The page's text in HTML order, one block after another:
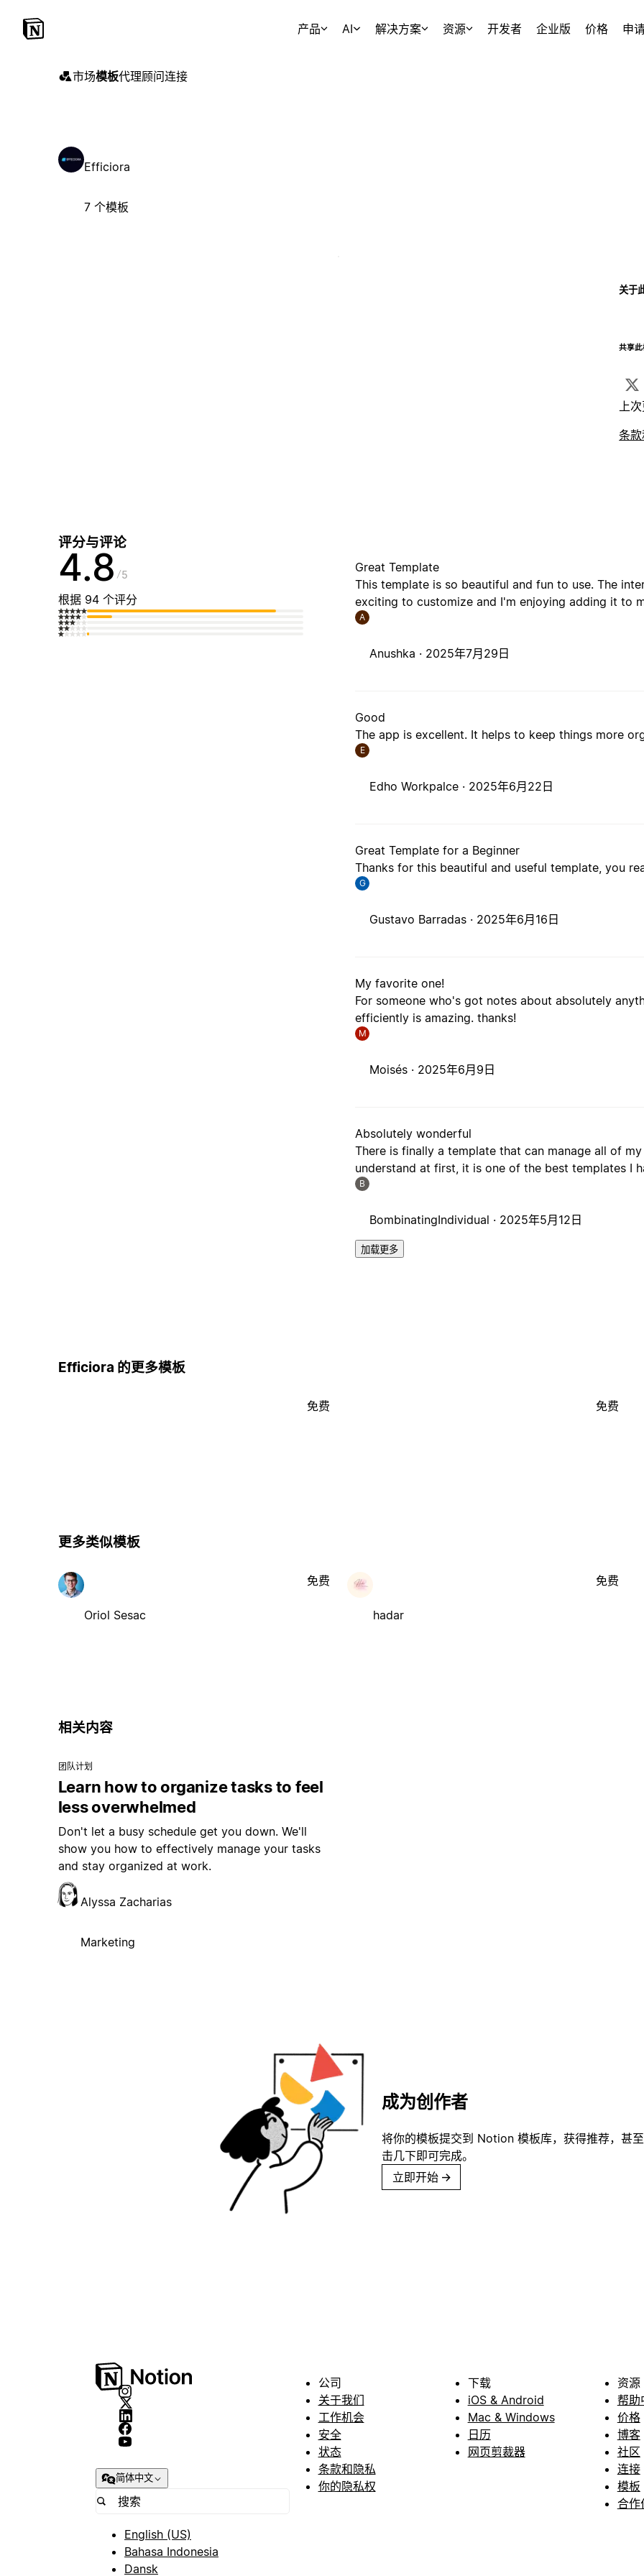
产品 AI 解决方案 资源 开发者 企业版 价格 申
市场模板代理顾问连接
Efficiora
7 个模板
关于
共享
上
条
评分与评论
4.8 5
根据 94 个评分
Great Template
This template is so beautiful and fun to use. The
exciting to customize and I'm enjoying adding it to
A
Anushka · 2025年7月29日
Good
The app is excellent. It helps to keep things more
E
Edho Workpalce · 2025年6月22日
Great Template for a Beginner
Thanks for this beautiful and useful template, you
G
Gustavo Barradas · 2025年6月16日
My favorite one!
For someone who's got notes about absolutely
efficiently is amazing. thanks!
M
Moisés · 2025年6月9日
Absolutely wonderful
There is finally a template that can manage all of
understand at first, it is one of the best templates I
B
BombinatingIndividual · 2025年5月12日
加载更多
Efficiora 的更多模板
免费 免费
更多类似模板
Oriol Sesac
免费
hadar
免费
相关内容
团队计划
Learn how to organize tasks to feel
less overwhelmed
Don't let a busy schedule get you down. We'll
show you how to effectively manage your tasks
and stay organized at work.
Alyssa Zacharias
Marketing
成为创作者
将你的模板提交到 Notion 模板库，获得推荐，甚
击几下即可完成。
立即开始 →
简体中文
English (US)
Bahasa Indonesia
Dansk
公司
关于我们
工作机会
安全
状态
条款和隐私
你的隐私权
下载
iOS & Android
Mac & Windows
日历
网页剪裁器
资源
帮助
价格
博客
社区
连接
模板
合作